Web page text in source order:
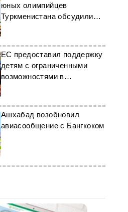
юных олимпийцев
Туркменистана обсудили
девиз 2026 года
ЕС предоставил поддержку
детям с ограниченными
возможностями в
Туркменистане
Ашхабад возобновил
авиасообщение с Бангкоком